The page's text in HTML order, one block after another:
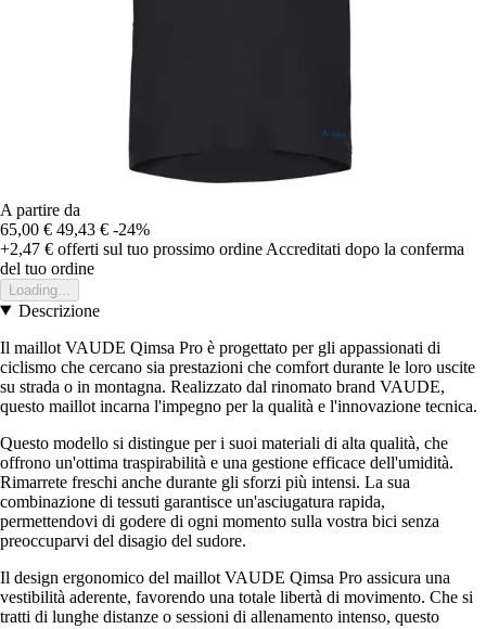
A partire da
65,00 € 49,43 € -24%
+2,47 € offerti sul tuo prossimo ordine Accreditati dopo la conferma
del tuo ordine
Loading...
Descrizione
Il maillot VAUDE Qimsa Pro è progettato per gli appassionati di
ciclismo che cercano sia prestazioni che comfort durante le loro uscite
su strada o in montagna. Realizzato dal rinomato brand VAUDE,
questo maillot incarna l'impegno per la qualità e l'innovazione tecnica.
Questo modello si distingue per i suoi materiali di alta qualità, che
offrono un'ottima traspirabilità e una gestione efficace dell'umidità.
Rimarrete freschi anche durante gli sforzi più intensi. La sua
combinazione di tessuti garantisce un'asciugatura rapida,
permettendovi di godere di ogni momento sulla vostra bici senza
preoccuparvi del disagio del sudore.
Il design ergonomico del maillot VAUDE Qimsa Pro assicura una
vestibilità aderente, favorendo una totale libertà di movimento. Che si
tratti di lunghe distanze o sessioni di allenamento intenso, questo